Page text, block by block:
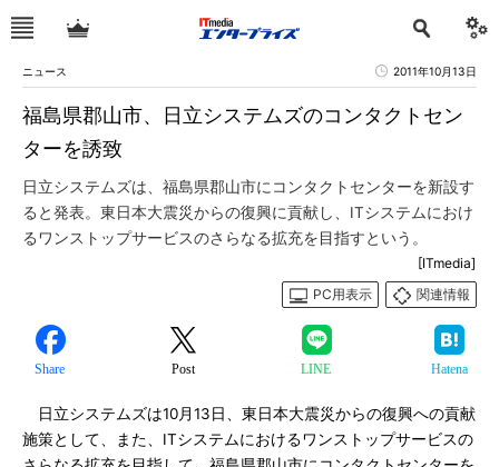
ニュース 2011年10月13日
福島県郡山市、日立システムズのコンタクトセン
ターを誘致
日立システムズは、福島県郡山市にコンタクトセンターを新設す
ると発表。東日本大震災からの復興に貢献し、ITシステムにおけ
るワンストップサービスのさらなる拡充を目指すという。
[ITmedia]
PC用表示
関連情報
Share Post LINE Hatena
日立システムズは10月13日、東日本大震災からの復興への貢献
施策として、また、ITシステムにおけるワンストップサービスの